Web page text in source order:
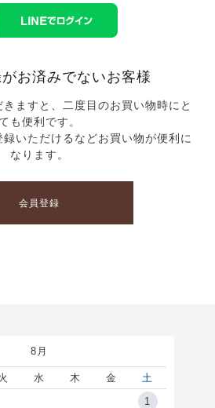
お済みでないお客様
ますと、二度目のお買い物時にと
ても便利です。
いただけるなどお買い物が便利に
なります。
会員登録
8月
水 木 金
土
1